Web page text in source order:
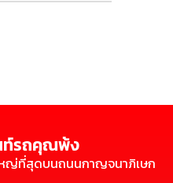
ท์รถคุณพ้ง
หญ่ที่สุดบนถนนกาญจนาภิเษก